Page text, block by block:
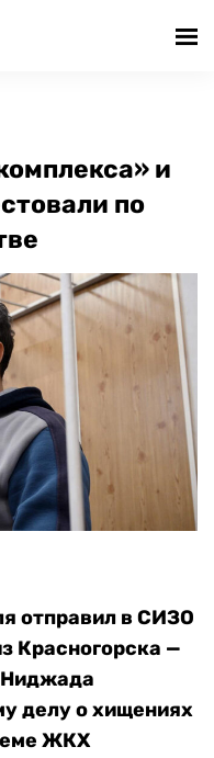
и
по
отправил в СИЗО
Красногорска —
делу о хищениях
ЖКХ